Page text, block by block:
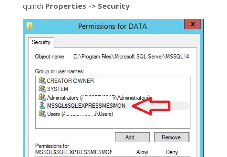
quindi Properties -> Security